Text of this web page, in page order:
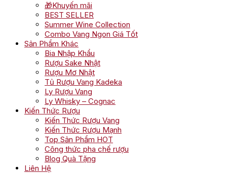
🎁Khuyến mãi
BEST SELLER
Summer Wine Collection
Combo Vang Ngon Giá Tốt
Sản Phẩm Khác
Bia Nhập Khẩu
Rượu Sake Nhật
Rượu Mơ Nhật
Tủ Rượu Vang Kadeka
Ly Rượu Vang
Ly Whisky – Cognac
Kiến Thức Rượu
Kiến Thức Rượu Vang
Kiến Thức Rượu Mạnh
Top Sản Phẩm HOT
Công thức pha chế rượu
Blog Quà Tặng
Liên Hệ